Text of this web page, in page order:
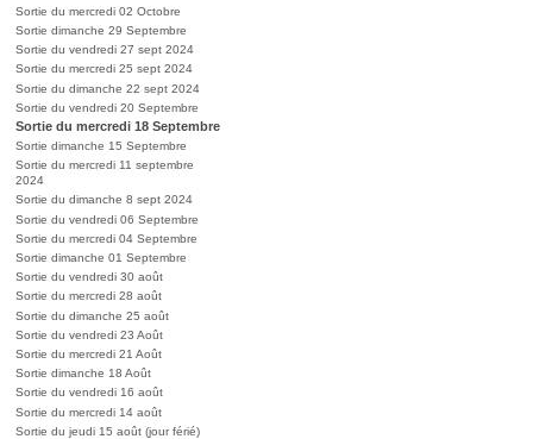
Sortie du mercredi 02 Octobre
Sortie dimanche 29 Septembre
Sortie du vendredi 27 sept 2024
Sortie du mercredi 25 sept 2024
Sortie du dimanche 22 sept 2024
Sortie du vendredi 20 Septembre
Sortie du mercredi 18 Septembre
Sortie dimanche 15 Septembre
Sortie du mercredi 11 septembre
2024
Sortie du dimanche 8 sept 2024
Sortie du vendredi 06 Septembre
Sortie du mercredi 04 Septembre
Sortie dimanche 01 Septembre
Sortie du vendredi 30 août
Sortie du mercredi 28 août
Sortie du dimanche 25 août
Sortie du vendredi 23 Août
Sortie du mercredi 21 Août
Sortie dimanche 18 Août
Sortie du vendredi 16 août
Sortie du mercredi 14 août
Sortie du jeudi 15 août (jour férié)